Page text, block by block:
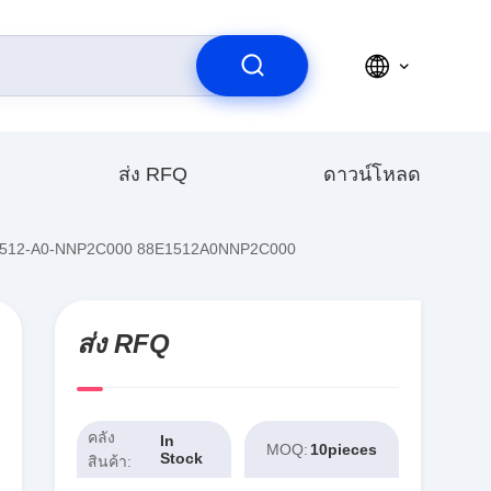
ส่ง RFQ ดาวน์โหลด
A0-NNP2C000 88E1512A0NNP2C000
ส่ง RFQ
คลัง
สินค้า:
In
Stock
MOQ: 10pieces